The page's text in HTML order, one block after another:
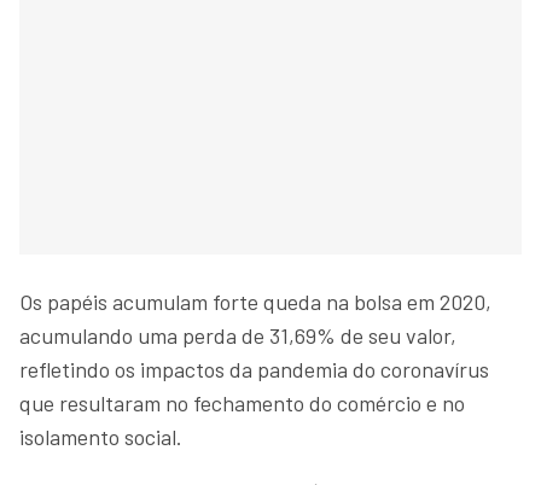
Os papéis acumulam forte queda na bolsa em 2020,
acumulando uma perda de 31,69% de seu valor,
refletindo os impactos da pandemia do coronavírus
que resultaram no fechamento do comércio e no
isolamento social.